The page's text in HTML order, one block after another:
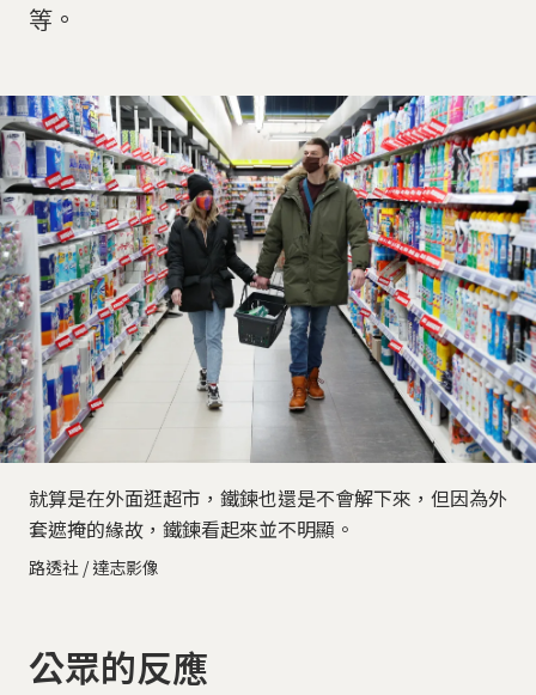
等。
就算是在外面逛超市，鐵鍊也還是不會解下來，但因為外
套遮掩的緣故，鐵鍊看起來並不明顯。
路透社 / 達志影像
公眾的反應